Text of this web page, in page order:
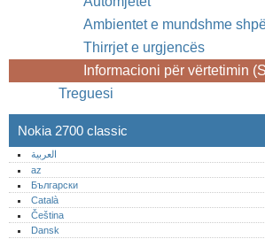
Ambientet e mundshme
Thirrjet e urgjencës
Informacioni për vërtetimin
Treguesi
Nokia 2700 classic
العربية
az
Български
Català
Čeština
Dansk